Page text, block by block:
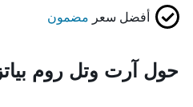
أفضل سعر مضمون
حول آرت وتل روم